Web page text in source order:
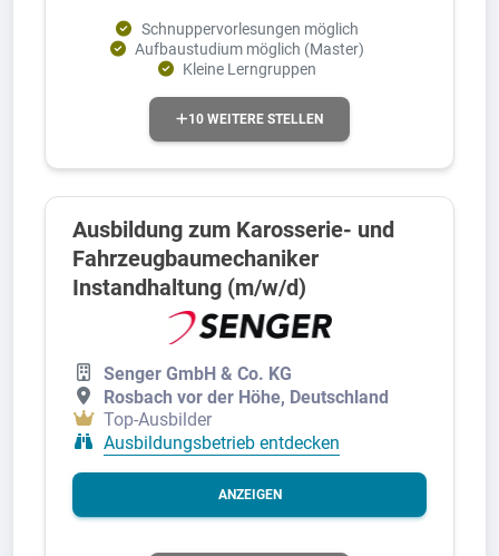
Schnuppervorlesungen möglich
Aufbaustudium möglich (Master)
Kleine Lerngruppen
10 WEITERE STELLEN
Ausbildung zum Karosserie- und
Fahrzeugbaumechaniker
Instandhaltung (m/w/d)
Senger GmbH & Co. KG
Rosbach vor der Höhe, Deutschland
Top-Ausbilder
Ausbildungsbetrieb entdecken
ANZEIGEN